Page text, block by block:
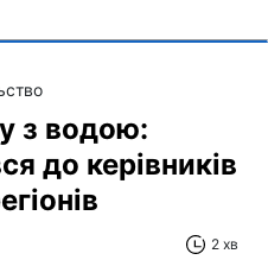
з водою:
до керівників
2 хв